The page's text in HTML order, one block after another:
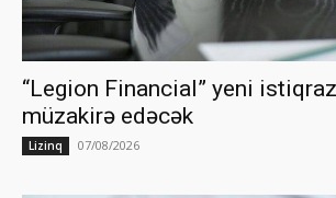
“Legion Financial” yeni istiqraz
müzakirə edəcək
Lizinq 07/08/2026